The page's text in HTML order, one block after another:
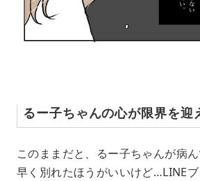
るー子ちゃんの心が限界を迎
このままだと、るー子ちゃんが病
早く別れたほうがいいけど…LINE